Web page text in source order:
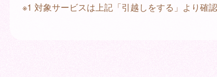
※1 対象サービスは上記「引越しをする」より確